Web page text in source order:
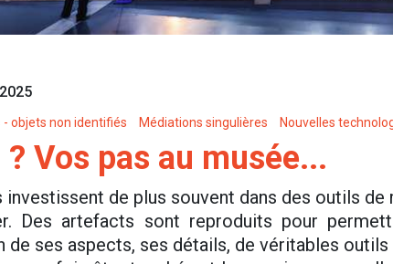
- objets non identifiés Médiations singulières Nouvelles
Vos pas au musée...
investissent de plus souvent dans des outils
Des artefacts sont reproduits pour
de ses aspects, ses détails, de véritables outils